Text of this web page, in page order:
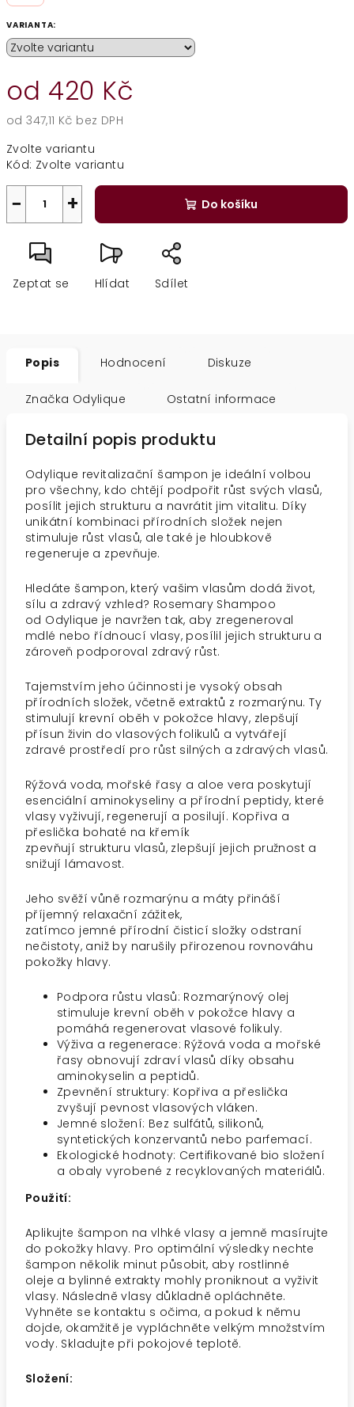
VARIANTA:
od 420 Kč
od347,11 Kč bez DPH
cena:
Zvolte variantu
Kód: Zvolte variantu
+
− Do košíku
Zeptat se Hlídat Sdílet
Popis Hodnocení Diskuze
Značka Odylique Ostatní informace
Detailní popis produktu
Odylique revitalizační šampon je ideální volbou
pro všechny, kdo chtějí podpořit růst svých vlasů,
posílit jejich strukturu a navrátit jim vitalitu. Díky
unikátní kombinaci přírodních složek nejen
stimuluje růst vlasů, ale také je hloubkově
regeneruje a zpevňuje.
Hledáte šampon, který vašim vlasům dodá život,
sílu a zdravý vzhled? Rosemary Shampoo
od Odylique je navržen tak, aby zregeneroval
mdlé nebo řídnoucí vlasy, posílil jejich strukturu a
zároveň podporoval zdravý růst.
Tajemstvím jeho účinnosti je vysoký obsah
přírodních složek, včetně extraktů z rozmarýnu. Ty
stimulují krevní oběh v pokožce hlavy, zlepšují
přísun živin do vlasových folikulů a vytvářejí
zdravé prostředí pro růst silných a zdravých vlasů.
Rýžová voda, mořské řasy a aloe vera poskytují
esenciální aminokyseliny a přírodní peptidy, které
vlasy vyživují, regenerují a posilují. Kopřiva a
přeslička bohaté na křemík
zpevňují strukturu vlasů, zlepšují jejich pružnost a
snižují lámavost.
Jeho svěží vůně rozmarýnu a máty přináší
příjemný relaxační zážitek,
zatímco jemné přírodní čisticí složky odstraní
nečistoty, aniž by narušily přirozenou rovnováhu
pokožky hlavy.
Podpora růstu vlasů: Rozmarýnový olej
stimuluje krevní oběh v pokožce hlavy a
pomáhá regenerovat vlasové folikuly.
Výživa a regenerace: Rýžová voda a mořské
řasy obnovují zdraví vlasů díky obsahu
aminokyselin a peptidů.
Zpevnění struktury: Kopřiva a přeslička
zvyšují pevnost vlasových vláken.
Jemné složení: Bez sulfátů, silikonů,
syntetických konzervantů nebo parfemací.
Ekologické hodnoty: Certifikované bio složení
a obaly vyrobené z recyklovaných materiálů.
Použití:
Aplikujte šampon na vlhké vlasy a jemně masírujte
do pokožky hlavy. Pro optimální výsledky nechte
šampon několik minut působit, aby rostlinné
oleje a bylinné extrakty mohly proniknout a vyživit
vlasy. Následně vlasy důkladně opláchněte.
Vyhněte se kontaktu s očima, a pokud k němu
dojde, okamžitě je vypláchněte velkým množstvím
vody. Skladujte při pokojové teplotě.
Složení: